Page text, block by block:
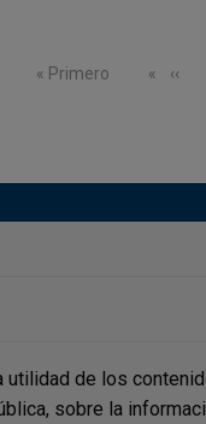
Primera página
« Primero ‹‹
de los
sobre la